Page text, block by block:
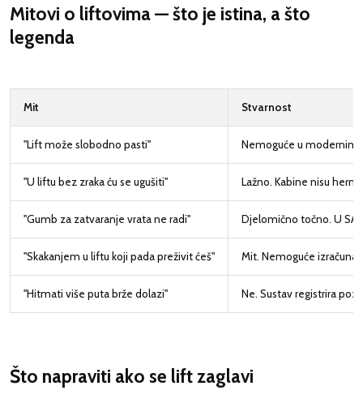
Mitovi o liftovima — što je istina, a što
legenda
Mit Stvarnost
"Lift može slobodno pasti" Nemoguće u
"U liftu bez zraka ću se ugušiti" Lažno. Kabine nisu
"Gumb za zatvaranje vrata ne radi" Djelomično točno. U
"Skakanjem u liftu koji pada preživit ćeš" Mit. Nemoguće
"Hitmati više puta brže dolazi" Ne. Sustav registrira
Što napraviti ako se lift zaglavi